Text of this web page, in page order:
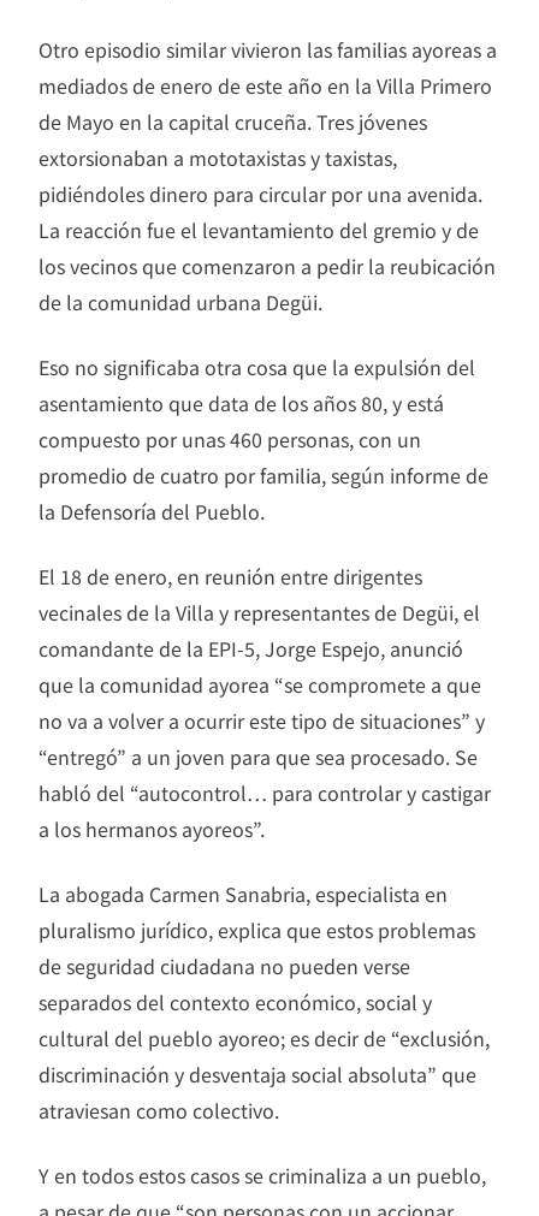
Otro episodio similar vivieron las familias ayoreas a
mediados de enero de este año en la Villa Primero
de Mayo en la capital cruceña. Tres jóvenes
extorsionaban a mototaxistas y taxistas,
pidiéndoles dinero para circular por una avenida.
La reacción fue el levantamiento del gremio y de
los vecinos que comenzaron a pedir la reubicación
de la comunidad urbana Degüi.
Eso no significaba otra cosa que la expulsión del
asentamiento que data de los años 80, y está
compuesto por unas 460 personas, con un
promedio de cuatro por familia, según informe de
la Defensoría del Pueblo.
El 18 de enero, en reunión entre dirigentes
vecinales de la Villa y representantes de Degüi, el
comandante de la EPI-5, Jorge Espejo, anunció
que la comunidad ayorea “se compromete a que
no va a volver a ocurrir este tipo de situaciones” y
“entregó” a un joven para que sea procesado. Se
habló del “autocontrol… para controlar y castigar
a los hermanos ayoreos”.
La abogada Carmen Sanabria, especialista en
pluralismo jurídico, explica que estos problemas
de seguridad ciudadana no pueden verse
separados del contexto económico, social y
cultural del pueblo ayoreo; es decir de “exclusión,
discriminación y desventaja social absoluta” que
atraviesan como colectivo.
Y en todos estos casos se criminaliza a un pueblo,